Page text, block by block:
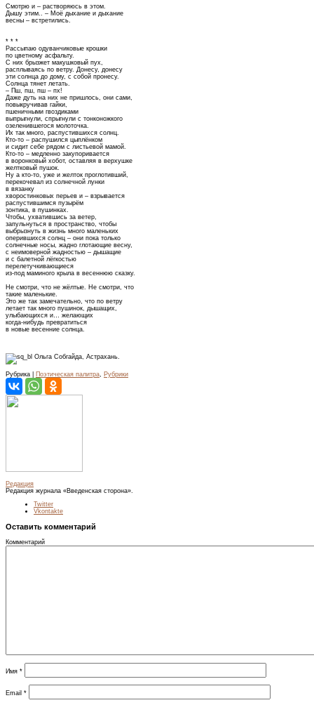
Смотрю и – растворяюсь в этом.
Дышу этим.. – Моё дыхание и дыхание
весны – встретились.
* * *
Рассыпаю одуванчиковые крошки
по цветному асфальту.
С них брызжет макушковый пух,
расплываясь по ветру. Донесу, донесу
эти солнца до дому, с собой пронесу.
Солнца тянет летать.
– Пш, пш, пш – пх!
Даже дуть на них не пришлось, они сами,
повыкручивав гайки,
пшеничными гвоздиками
выпрыгнули, спрыгнули с тонконожкого
озеленившегося молоточка.
Их так много, распустившихся солнц.
Кто-то – распушился цыплёнком
и сидит себе рядом с листьевой мамой.
Кто-то – медленно закупоривается
в воронковый хобот, оставляя в верхушке
желтковый пушок.
Ну а кто-то, уже и желток проглотивший,
перекочевал из солнечной лунки
в вязанку
хворостинковых перьев и – взрывается
распустившимся пузырём
зонтика, в пушинках.
Чтобы, ухватившись за ветер,
запульнуться в пространство, чтобы
выбрызнуть в жизнь много маленьких
оперившихся солнц – они пока только
солнечные носы, жадно глотающие весну,
с неимоверной жадностью – дышащие
и с балетной лёгкостью
перелетучкивающиеся
из-под маминого крыла в весеннюю сказку.
Не смотри, что не жёлтые. Не смотри, что
такие маленькие.
Это же так замечательно, что по ветру
летает так много пушинок, дышащих,
улыбающихся и… желающих
когда-нибудь превратиться
в новые весенние солнца.
Ольга Собгайда, Астрахань.
Рубрика | Поэтическая палитра, Рубрики
Редакция
Редакция журнала «Введенская сторона».
Twitter
Vkontakte
Оставить комментарий
Комментарий
Имя *
Email *